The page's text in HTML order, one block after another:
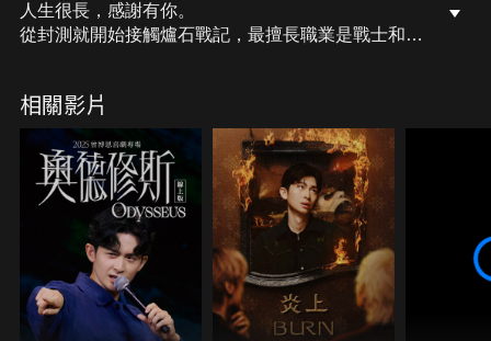
人生很長，感謝有你。
從封測就開始接觸爐石戰記，最擅長職業是戰士和牧
醒。
從陰暗幽霾的蛇界森林甦醒吧， 趁此良機，莫再猶
豫，恭請蛇界至尊雙飛寶典！
OSkomodo 還不一起加入蛇教跟著教主一起前進!
相關影片